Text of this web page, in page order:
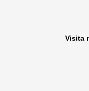
Visita